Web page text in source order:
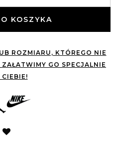
KOSZYKA
ROZMIARU, KTÓREGO NIE
GO SPECJALNIE
CIEBIE!